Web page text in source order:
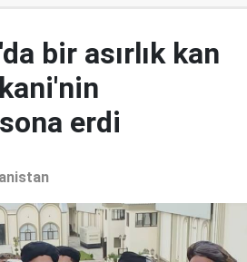
bir asırlık kan
erdi